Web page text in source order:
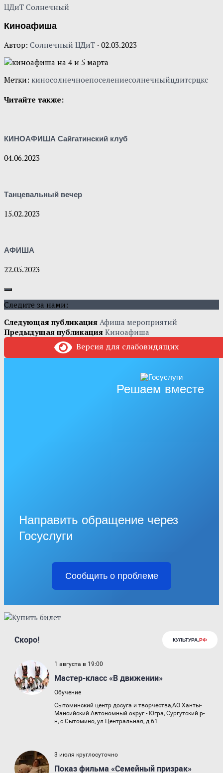
ЦДиТ Солнечный
Киноафиша
Автор: Солнечный ЦДиТ · 02.03.2023
Метки: киносолнечноепоселениесолнечныйцдитсрцкс
Читайте также:
КИНОАФИША Сайгатинский клуб
04.06.2023
Танцевальный вечер
15.02.2023
АФИША
22.05.2023
Следите за нами:
Следующая публикация Афиша мероприятий
Предыдущая публикация Киноафиша
Версия для слабовидящих
Решаем вместе
Направить обращение через
Госуслуги
Сообщить о проблеме